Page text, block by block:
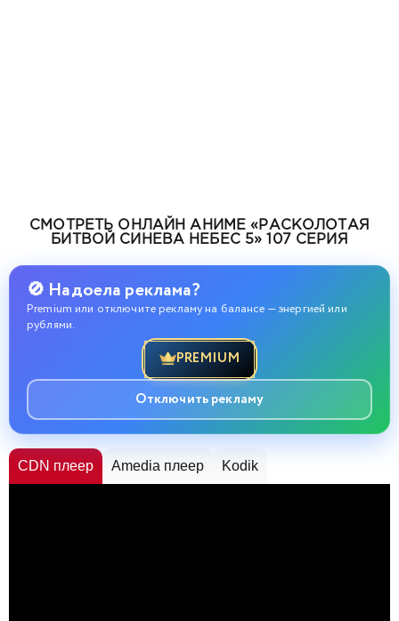
СМОТРЕТЬ ОНЛАЙН АНИМЕ «РАСКОЛОТАЯ
БИТВОЙ СИНЕВА НЕБЕС 5» 107 СЕРИЯ
🚫 Надоела реклама?
Premium или отключите рекламу на балансе — энергией или
рублями.
PREMIUM
Отключить рекламу
CDN плеер Amedia плеер Kodik